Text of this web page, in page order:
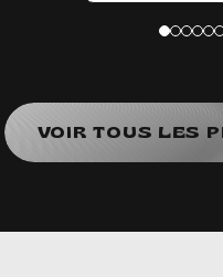
VOIR TOUS LES